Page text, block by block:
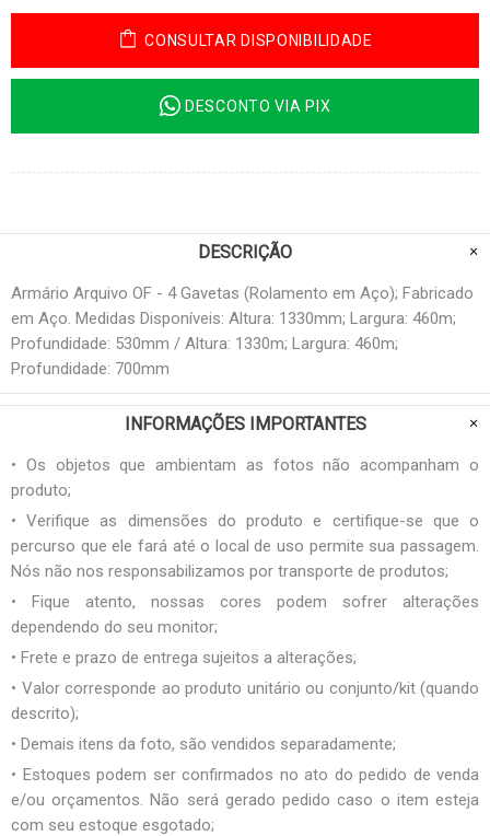
CONSULTAR DISPONIBILIDADE
DESCONTO VIA PIX
DESCRIÇÃO
Armário Arquivo OF - 4 Gavetas (Rolamento em Aço); Fabricado
em Aço. Medidas Disponíveis: Altura: 1330mm; Largura: 460m;
Profundidade: 530mm / Altura: 1330m; Largura: 460m;
Profundidade: 700mm
INFORMAÇÕES IMPORTANTES
• Os objetos que ambientam as fotos não acompanham o
produto;
• Verifique as dimensões do produto e certifique-se que o
percurso que ele fará até o local de uso permite sua passagem.
Nós não nos responsabilizamos por transporte de produtos;
• Fique atento, nossas cores podem sofrer alterações
dependendo do seu monitor;
• Frete e prazo de entrega sujeitos a alterações;
• Valor corresponde ao produto unitário ou conjunto/kit (quando
descrito);
• Demais itens da foto, são vendidos separadamente;
• Estoques podem ser confirmados no ato do pedido de venda
e/ou orçamentos. Não será gerado pedido caso o item esteja
com seu estoque esgotado;